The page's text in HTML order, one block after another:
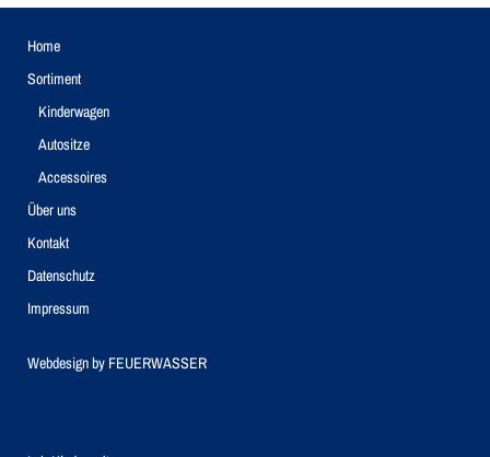
Home
Sortiment
Kinderwagen
Autositze
Accessoires
Über uns
Kontakt
Datenschutz
Impressum
Webdesign by FEUERWASSER